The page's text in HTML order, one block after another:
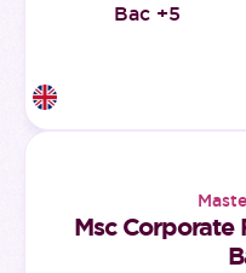
Bac +5
Msc Corporate